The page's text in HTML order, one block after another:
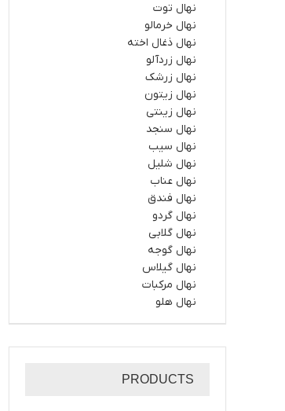
نهال توت
نهال خرمالو
نهال ذغال اخته
نهال زردآلو
نهال زرشک
نهال زیتون
نهال زینتی
نهال سنجد
نهال سیب
نهال شلیل
نهال عناب
نهال فندق
نهال گردو
نهال گلابی
نهال گوجه
نهال گیلاس
نهال مرکبات
نهال هلو
PRODUCTS